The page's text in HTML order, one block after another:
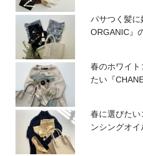
パサつく髪
ORGANIC』
春のホワイト
たい『
春に選びたい
ンシングオイ